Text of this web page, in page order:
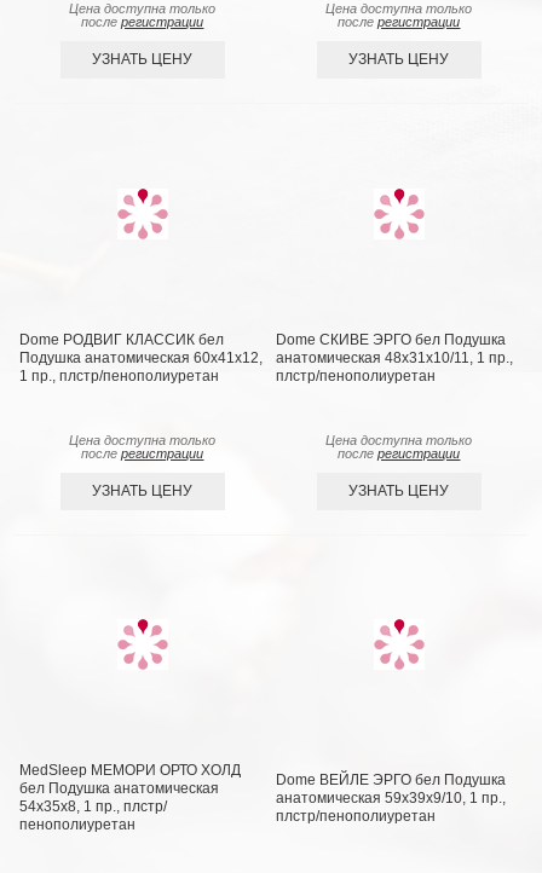
Цена доступна только
послерегистрации
УЗНАТЬ ЦЕНУ
Цена доступна только
послерегистрации
УЗНАТЬ ЦЕНУ
Dome РОДВИГ КЛАССИК бел
Подушка анатомическая 60х41х12,
1 пр., плстр/пенополиуретан
Цена доступна только
послерегистрации
УЗНАТЬ ЦЕНУ
Dome СКИВЕ ЭРГО бел Подушка
анатомическая 48х31х10/11, 1 пр.,
плстр/пенополиуретан
Цена доступна только
послерегистрации
УЗНАТЬ ЦЕНУ
MedSleep МЕМОРИ ОРТО ХОЛД
бел Подушка анатомическая
54х35х8, 1 пр., плстр/
пенополиуретан
Dome ВЕЙЛЕ ЭРГО бел Подушка
анатомическая 59х39х9/10, 1 пр.,
плстр/пенополиуретан